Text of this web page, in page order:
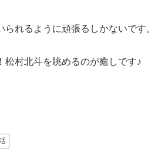
られるように頑張るしかないです。
松村北斗を眺めるのが癒しです♪